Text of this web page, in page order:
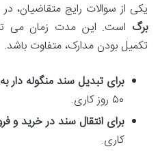
یکی از سوالات رایج متقاضیان،
برگ است. این مدت زمان می
تکمیل بودن مدارک، متفاوت باشد.
برای تبدیل سند منگوله
۵۰ روز کاری.
برای انتقال سند در خرید و
کاری.